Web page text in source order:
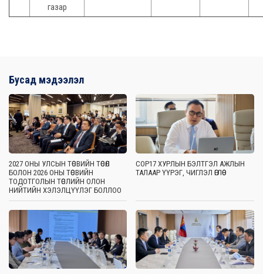
газар
Бусад мэдээлэл
2027 ОНЫ УЛСЫН ТӨСВИЙН ТӨСӨЛ
БОЛОН 2026 ОНЫ ТӨСВИЙН
ТОДОТГОЛЫН ТӨСЛИЙН ОЛОН
НИЙТИЙН ХЭЛЭЛЦҮҮЛЭГ БОЛЛОО
COP17 ХУРЛЫН БЭЛТГЭЛ АЖЛЫН
ТАЛААР ҮҮРЭГ, ЧИГЛЭЛ ӨГЛӨӨ